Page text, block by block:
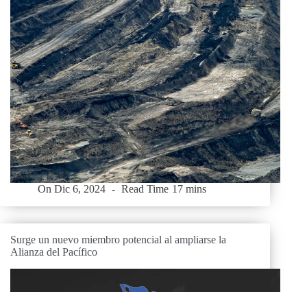
On Dic 6, 2024 Read Time 17 mins
Surge un nuevo miembro potencial al ampliarse la
Alianza del Pacífico